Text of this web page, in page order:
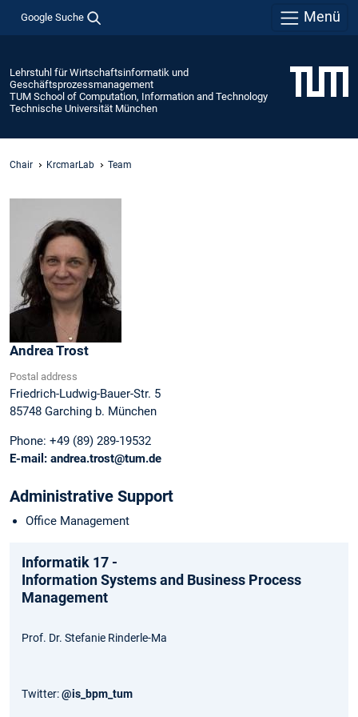
Google Suche Menü
Lehrstuhl für Wirtschaftsinformatik und
Geschäftsprozessmanagement
TUM School of Computation, Information and Technology
Technische Universität München
Chair KrcmarLab Team
AndreaTrost
Postal address
Friedrich-Ludwig-Bauer-Str. 5
85748 Garching b. München
Phone: +49 (89) 289-19532
E-mail: andrea.trost@tum.de
Administrative Support
Office Management
Informatik 17 -
Information Systems and Business Process
Management
Prof. Dr. Stefanie Rinderle-Ma
Twitter:@is_bpm_tum